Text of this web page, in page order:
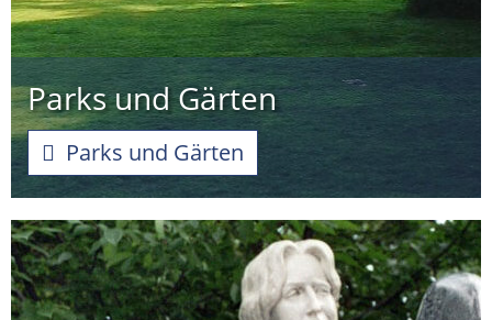
Parks und Gärten
Parks und Gärten